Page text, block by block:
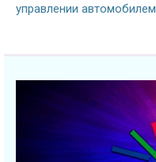
управлении автомобилем.